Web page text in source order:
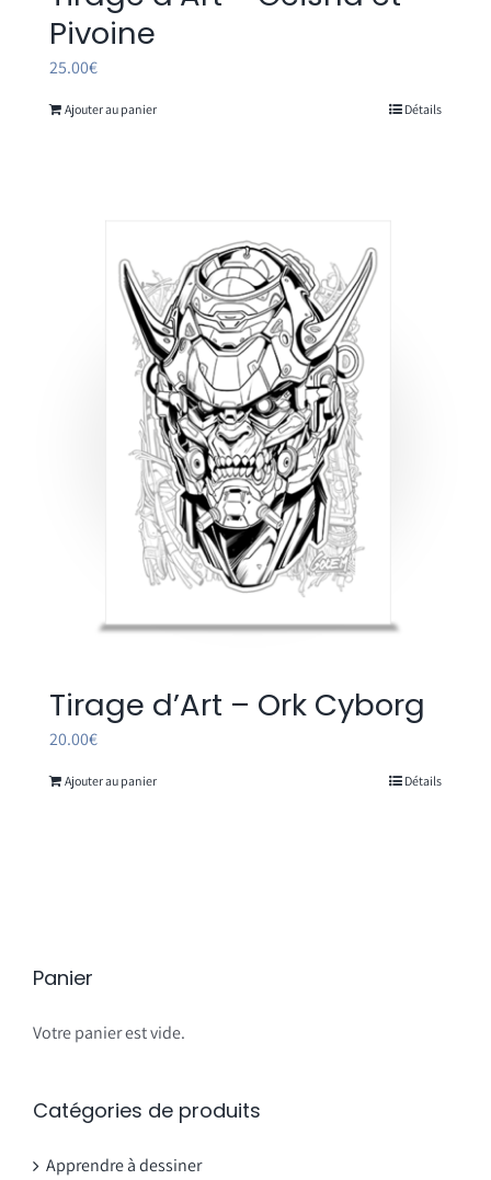
Pivoine
25.00€
Ajouter au panier Détails
Tirage d’Art – Ork Cyborg
20.00€
Ajouter au panier Détails
Panier
Votre panier est vide.
Catégories de produits
Apprendre à dessiner